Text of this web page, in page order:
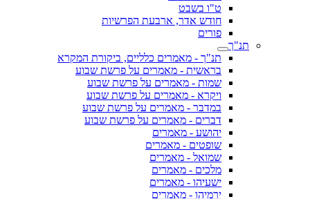
ט"ו בשבט
חודש אדר, ארבעת הפרשיות
פורים
תנ"ך
תנ"ך - מאמרים כלליים, ביקורת המקרא
בראשית - מאמרים על פרשת שבוע
שמות - מאמרים על פרשת שבוע
ויקרא - מאמרים על פרשת שבוע
במדבר - מאמרים על פרשת שבוע
דברים - מאמרים על פרשת שבוע
יהושע - מאמרים
שופטים - מאמרים
שמואל - מאמרים
מלכים - מאמרים
ישעיהו - מאמרים
ירמיהו - מאמרים